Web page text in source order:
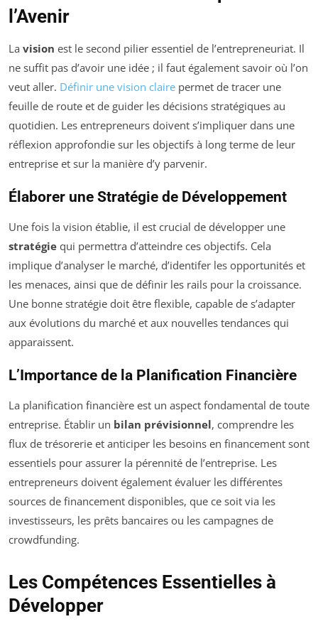
l’Avenir
La vision est le second pilier essentiel de l’entrepreneuriat. Il
ne suffit pas d’avoir une idée ; il faut également savoir où l’on
veut aller. Définir une vision claire permet de tracer une
feuille de route et de guider les décisions stratégiques au
quotidien. Les entrepreneurs doivent s’impliquer dans une
réflexion approfondie sur les objectifs à long terme de leur
entreprise et sur la manière d’y parvenir.
Élaborer une Stratégie de Développement
Une fois la vision établie, il est crucial de développer une
stratégie qui permettra d’atteindre ces objectifs. Cela
implique d’analyser le marché, d’identifer les opportunités et
les menaces, ainsi que de définir les rails pour la croissance.
Une bonne stratégie doit être flexible, capable de s’adapter
aux évolutions du marché et aux nouvelles tendances qui
apparaissent.
L’Importance de la Planification Financière
La planification financière est un aspect fondamental de toute
entreprise. Établir un bilan prévisionnel, comprendre les
flux de trésorerie et anticiper les besoins en financement sont
essentiels pour assurer la pérennité de l’entreprise. Les
entrepreneurs doivent également évaluer les différentes
sources de financement disponibles, que ce soit via les
investisseurs, les prêts bancaires ou les campagnes de
crowdfunding.
Les Compétences Essentielles à
Développer